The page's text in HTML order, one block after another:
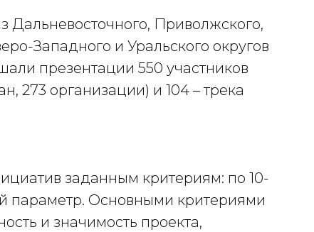
Дальневосточного, Приволжского,
Западного и Уральского округов
презентации 550 участников
273 организации) и 104 – трека
заданным критериям: по 10-
параметр. Основными критериями
и значимость проекта,